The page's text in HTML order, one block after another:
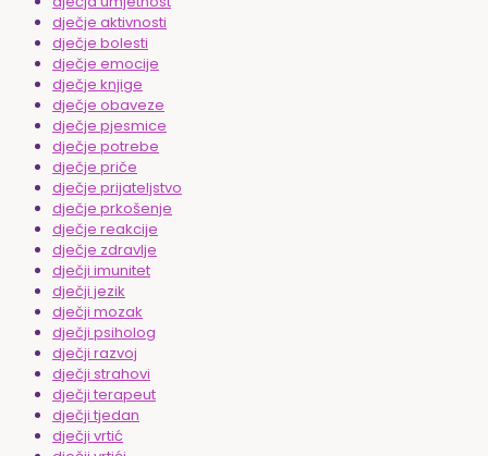
dječje aktivnosti
dječje bolesti
dječje emocije
dječje knjige
dječje obaveze
dječje pjesmice
dječje potrebe
dječje priče
dječje prijateljstvo
dječje prkošenje
dječje reakcije
dječje zdravlje
dječji imunitet
dječji jezik
dječji mozak
dječji psiholog
dječji razvoj
dječji strahovi
dječji terapeut
dječji tjedan
dječji vrtić